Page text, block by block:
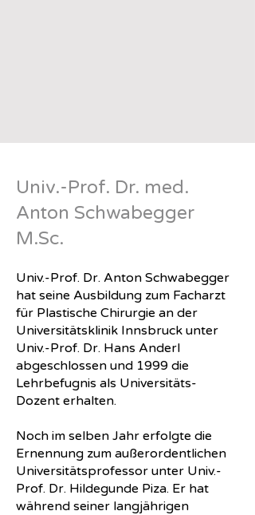
Univ.-Prof. Dr. med.
Anton Schwabegger
M.Sc.
Univ.-Prof. Dr. Anton Schwabegger
hat seine Ausbildung zum Facharzt
für Plastische Chirurgie an der
Universitätsklinik Innsbruck unter
Univ.-Prof. Dr. Hans Anderl
abgeschlossen und 1999 die
Lehrbefugnis als Universitäts-
Dozent erhalten.
Noch im selben Jahr erfolgte die
Ernennung zum außerordentlichen
Universitätsprofessor unter Univ.-
Prof. Dr. Hildegunde Piza. Er hat
während seiner langjährigen